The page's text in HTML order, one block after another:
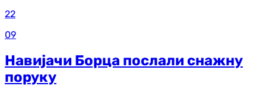
22
09
Навијачи Борца послали снажну
поруку